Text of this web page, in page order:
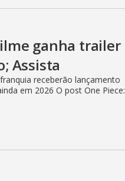
ganha trailer
Assista
receberão lançamento
em 2026 O post One Piece: